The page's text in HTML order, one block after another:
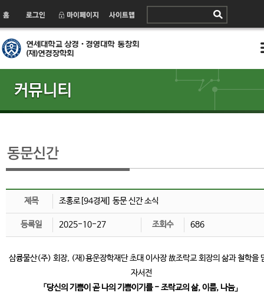
제목 조홍로[94경제] 동문 신간 소식
등록일 2025-10-27 조회수 686
삼륭물산(주) 회장, (재)용운장학재단 초대 이사장 故조락교 회장의 삶과 철학을
자서전
「당신의 기쁨이 곧 나의 기쁨이기를 - 조락교의 삶, 이룸, 나눔」